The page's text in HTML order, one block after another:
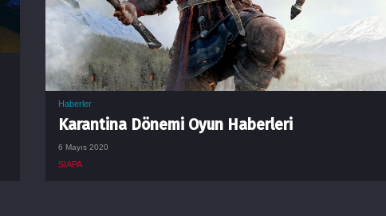
Haberler
Karantina Dönemi Oyun Haberleri
6 Mayıs 2020
SIAPA